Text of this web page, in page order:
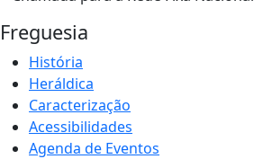
Freguesia
História
Heráldica
Caracterização
Acessibilidades
Agenda de Eventos